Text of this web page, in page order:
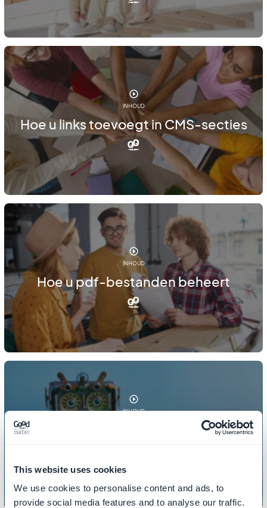
This website uses cookies
We use cookies to personalise content and ads, to
provide social media features and to analyse our traffic.
INHOUD
Hoe u links toevoegt in CMS-secties
INHOUD
Hoe u pdf-bestanden beheert
INHOUD
Hoe u uw 404-pagina kunt